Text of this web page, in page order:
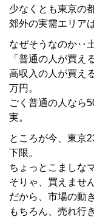
少なくとも東京の
郊外の実需エリア
なぜそうなのか‥
「普通の人が買え
高収入の人が買え
万円。
ごく普通の人なら
実。
ところが今、東京
下限。
ちょっとこましな
そりゃ、買えませ
だから、市場の動
もちろん、売れ行